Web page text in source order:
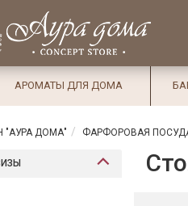
АРОМАТЫ ДЛЯ ДОМА
"АУРА ДОМА" ФАРФОРОВАЯ